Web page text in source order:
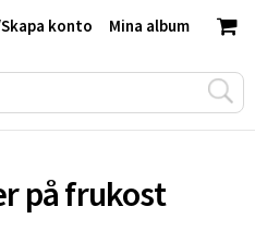
Mina album
Skapa konto
påfrukost